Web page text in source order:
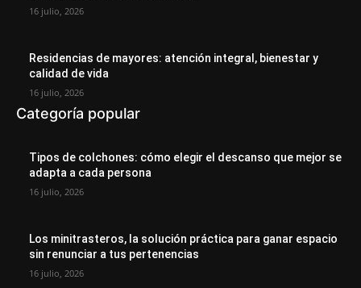
16 julio, 2026
Residencias de mayores: atención integral, bienestar y
calidad de vida
16 julio, 2026
Categoría popular
Tipos de colchones: cómo elegir el descanso que mejor se
adapta a cada persona
16 julio, 2026
Los minitrasteros, la solución práctica para ganar espacio
sin renunciar a tus pertenencias
16 julio, 2026